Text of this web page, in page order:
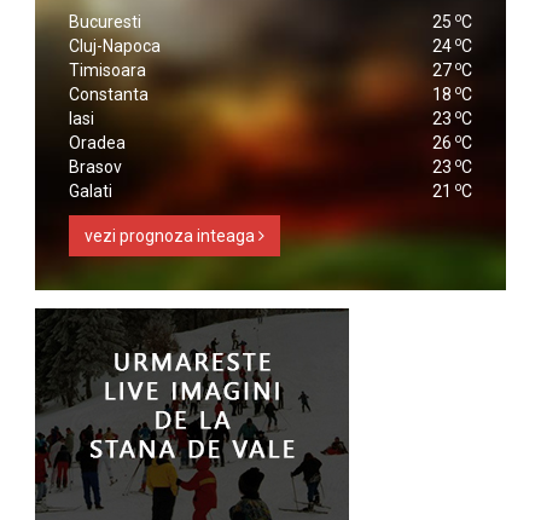
Bucuresti 25 oC
Cluj-Napoca
24 oC
Timisoara
27 oC
Constanta
18 oC
Iasi
23 oC
Oradea
26 oC
Brasov
23 oC
Galati
21 oC
vezi prognoza inteaga